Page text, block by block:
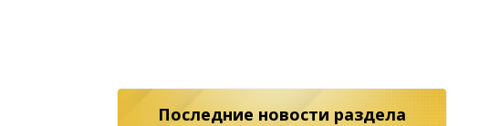
Последние новости раздела